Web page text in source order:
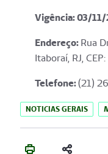
Vigência: 03/
Endereço:Rua
Itaboraí, RJ,
Telefone:(21)
NOTICIAS GERAIS